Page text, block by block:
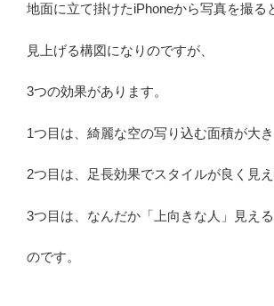
地面に立て掛けたiPhoneから写真を撮る
見上げる構図になりのですが、
3つの効果があります。
1つ目は、綺麗な空の写り込む面積が大き
2つ目は、足長効果でスタイルが良く見え
3つ目は、なんだか「上向きな人」見える
のです。